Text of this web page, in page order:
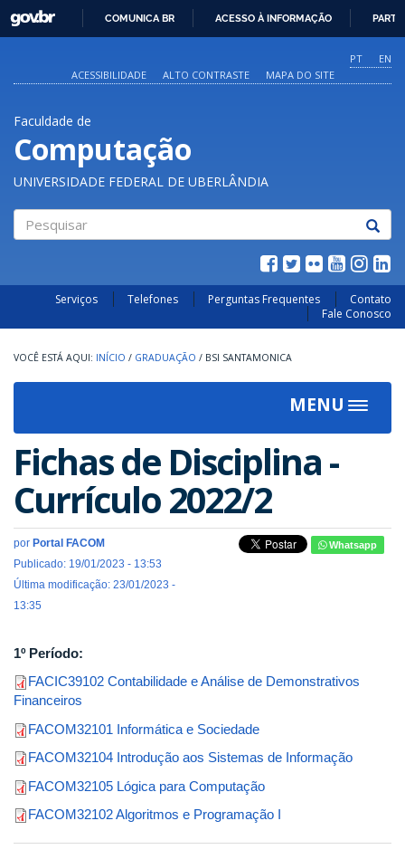
O
CONTEÚDO
GOVBR
COMUNICA BR ACESSO À INFORMAÇÃO
PT
EN
ACESSIBILIDADE
ALTO CONTRASTE MAPA DO SITE
Faculdade de
Computação
UNIVERSIDADE FEDERAL DE UBERLÂNDIA
Serviços Telefones Perguntas Frequentes
Contato
Fale Conosco
INÍCIO / GRADUAÇÃO / BSI SANTAMONICA
MENU
Toggle
Fichas de Disciplina -
Currículo 2022/2
por Portal FACOM
Publicado: 19/01/2023 - 13:53
Última modificação: 23/01/2023 -
13:35
Whatsapp
1º Período:
FACIC39102 Contabilidade e Análise de Demonstrativos
Financeiros
FACOM32101 Informática e Sociedade
FACOM32104 Introdução aos Sistemas de Informação
FACOM32105 Lógica para Computação
FACOM32102 Algoritmos e Programação I